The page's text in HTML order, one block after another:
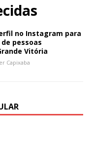
no Instagram para
pessoas
Vitória
Capixaba